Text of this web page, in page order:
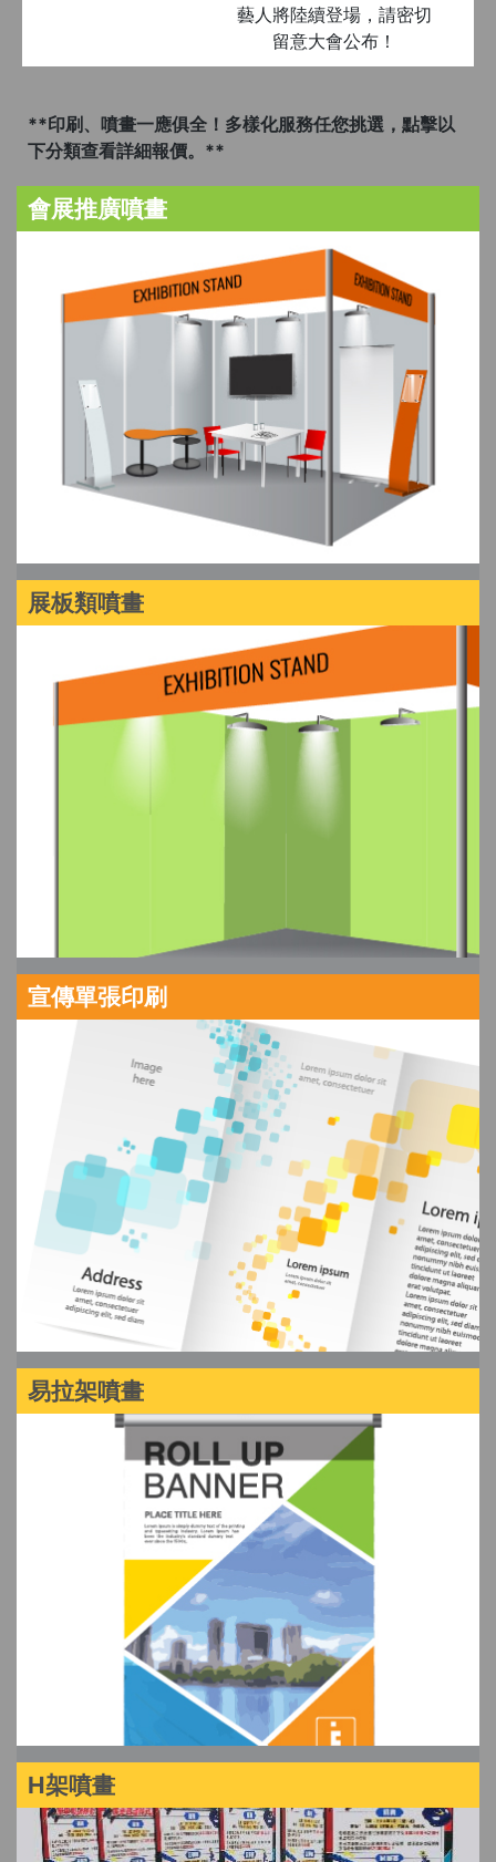
藝人將陸續登場，請密切
留意大會公布！
**印刷、噴畫一應俱全！多樣化服務任您挑選，點擊以
下分類查看詳細報價。**
會展推廣噴畫
展板類噴畫
宣傳單張印刷
易拉架噴畫
H架噴畫